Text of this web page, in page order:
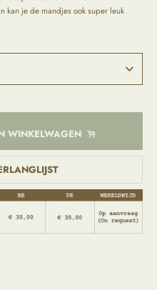
kan je de mandjes ook super leuk
WINKELWAGEN